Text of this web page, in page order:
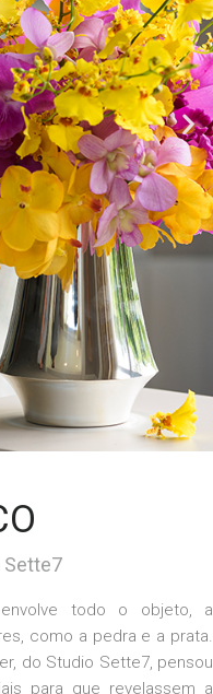
Sette7
todo o objeto, a
como a pedra e a prata.
do Studio Sette7, pensou
para que revelassem a